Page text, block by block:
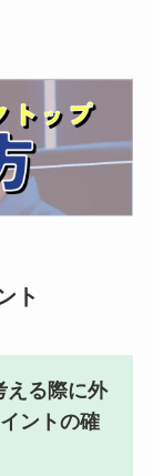
ト
える際に外
ントの確